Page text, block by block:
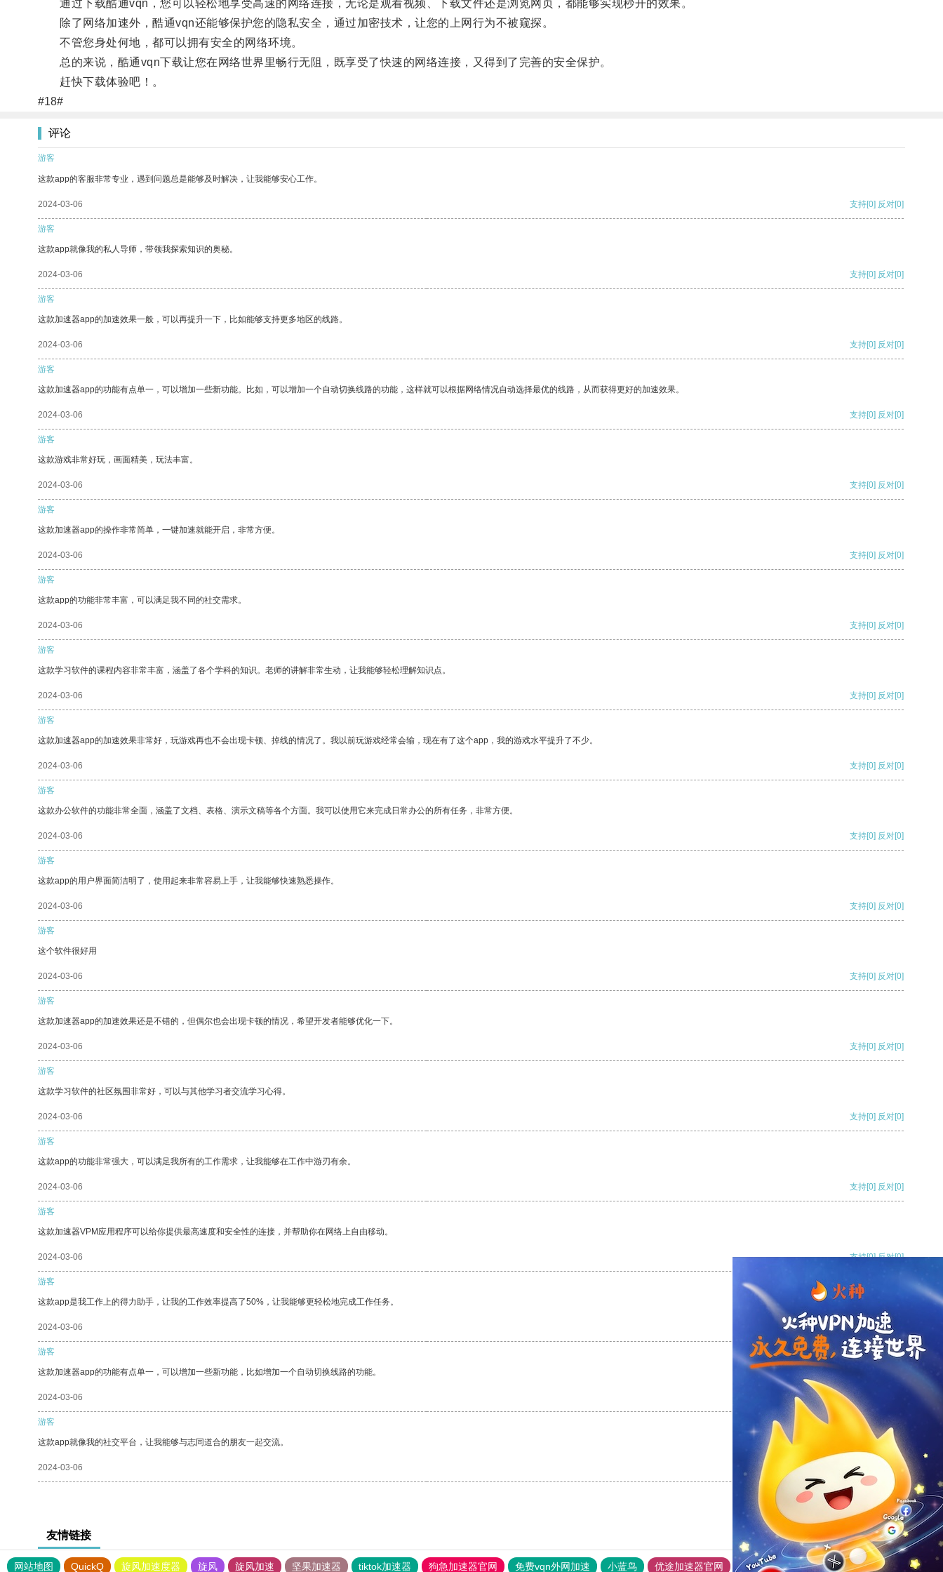
通过下载酷通vqn，您可以轻松地享受高速的网络连接，无论是观看视频、下载文件还是浏览网页，都能够实现秒开的效果。
除了网络加速外，酷通vqn还能够保护您的隐私安全，通过加密技术，让您的上网行为不被窥探。
不管您身处何地，都可以拥有安全的网络环境。
总的来说，酷通vqn下载让您在网络世界里畅行无阻，既享受了快速的网络连接，又得到了完善的安全保护。
赶快下载体验吧！。
#18#
评论
游客
这款app的客服非常专业，遇到问题总是能够及时解决，让我能够安心工作。
2024-03-06 支持[0] 反对[0]
游客
这款app就像我的私人导师，带领我探索知识的奥秘。
2024-03-06 支持[0] 反对[0]
游客
这款加速器app的加速效果一般，可以再提升一下，比如能够支持更多地区的线路。
2024-03-06 支持[0] 反对[0]
游客
这款加速器app的功能有点单一，可以增加一些新功能。比如，可以增加一个自动切换线路的功能，这样就可以根据网络情况自动选择最优的线路，从而获得更好的加速效果。
2024-03-06 支持[0] 反对[0]
游客
这款游戏非常好玩，画面精美，玩法丰富。
2024-03-06 支持[0] 反对[0]
游客
这款加速器app的操作非常简单，一键加速就能开启，非常方便。
2024-03-06 支持[0] 反对[0]
游客
这款app的功能非常丰富，可以满足我不同的社交需求。
2024-03-06 支持[0] 反对[0]
游客
这款学习软件的课程内容非常丰富，涵盖了各个学科的知识。老师的讲解非常生动，让我能够轻松理解知识点。
2024-03-06 支持[0] 反对[0]
游客
这款加速器app的加速效果非常好，玩游戏再也不会出现卡顿、掉线的情况了。我以前玩游戏经常会输，现在有了这个app，我的游戏水平提升了不少。
2024-03-06 支持[0] 反对[0]
游客
这款办公软件的功能非常全面，涵盖了文档、表格、演示文稿等各个方面。我可以使用它来完成日常办公的所有任务，非常方便。
2024-03-06 支持[0] 反对[0]
游客
这款app的用户界面简洁明了，使用起来非常容易上手，让我能够快速熟悉操作。
2024-03-06 支持[0] 反对[0]
游客
这个软件很好用
2024-03-06 支持[0] 反对[0]
游客
这款加速器app的加速效果还是不错的，但偶尔也会出现卡顿的情况，希望开发者能够优化一下。
2024-03-06 支持[0] 反对[0]
游客
这款学习软件的社区氛围非常好，可以与其他学习者交流学习心得。
2024-03-06 支持[0] 反对[0]
游客
这款app的功能非常强大，可以满足我所有的工作需求，让我能够在工作中游刃有余。
2024-03-06 支持[0] 反对[0]
游客
这款加速器VPM应用程序可以给你提供最高速度和安全性的连接，并帮助你在网络上自由移动。
2024-03-06 支持[0] 反对[0]
游客
这款app是我工作上的得力助手，让我的工作效率提高了50%，让我能够更轻松地完成工作任务。
2024-03-06 支持[0] 反对
游客
这款加速器app的功能有点单一，可以增加一些新功能，比如增加一个自动切换线路的功能。
2024-03-06 支持
游客
这款app就像我的社交平台，让我能够与志同道合的朋友一起交流。
2024-03-06 支持 反对 [0]
友情链接
网站地图 QuickQ 旋风加速度器 旋风 旋风加速 坚果加速器 tiktok加速器 狗急加速器官网 免费vqn外网加速 小蓝鸟 优途加速器官网 风驰加速器 旋风加速器 八戒看书